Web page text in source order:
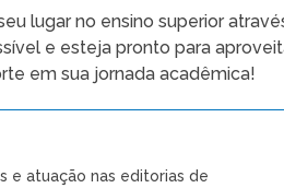
lugar no ensino superior
e esteja pronto para
em sua jornada acadêmica!
e atuação nas editorias de